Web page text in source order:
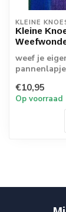
KLEINE
Kleine
weef je
voor
€10,95
Op voorraad